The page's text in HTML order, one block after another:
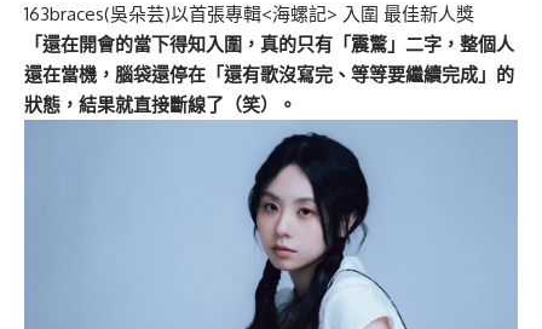
163braces(吳朵芸)以首張專輯<海螺記> 入圍 最佳新人獎
「還在開會的當下得知入圍，真的只有「震驚」二字，整個人
還在當機，腦袋還停在「還有歌沒寫完、等等要繼續完成」的
狀態，結果就直接斷線了（笑）。